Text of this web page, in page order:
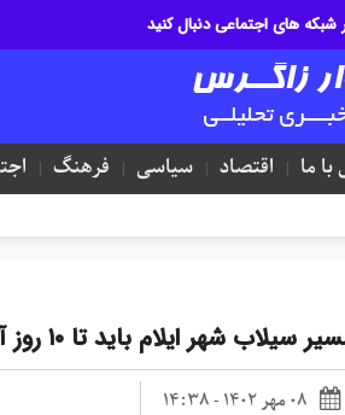
شبکه های اجتماعی دنبال کنید
ما اقتصاد سیاسی فرهنگ
ایلام باید تا ۱۰ روز آینده به اتمام برسد
08 مهر 1402 - 14:38